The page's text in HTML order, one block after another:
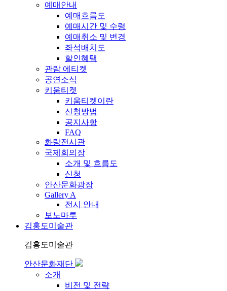
예매안내
예매흐름도
예매시간 및 수령
예매취소 및 변경
좌석배치도
할인혜택
관람 에티켓
공연소식
키움티켓
키움티켓이란
신청방법
공지사항
FAQ
화랑전시관
국제회의장
소개 및 흐름도
신청
안산문화광장
Gallery A
전시 안내
보노마루
김홍도미술관
김홍도미술관
안산문화재단
소개
비전 및 전략